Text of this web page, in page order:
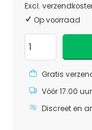
Excl.
Op voorraad
Gratis
Vóór 17:00
Discreet en